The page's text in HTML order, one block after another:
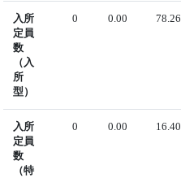
入所
定員
数
（入
所
型）
0 0.00 78.26
入所
定員
数
（特
0 0.00 16.40